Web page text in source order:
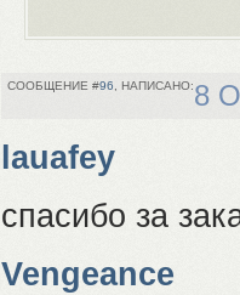
96 8
lauafey
спасибо за
Vengeance